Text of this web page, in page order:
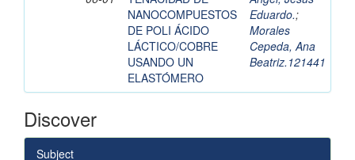
NANOCOMPUESTOS
DE POLI ÁCIDO
LÁCTICO/COBRE
USANDO UN
ELASTÓMERO
Eduardo.;
Morales
Cepeda, Ana
Beatriz.121441
Discover
Subject